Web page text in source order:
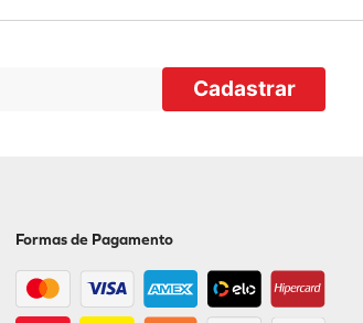
Cadastrar
Formas de Pagamento